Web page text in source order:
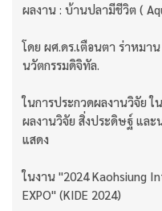
ผลงาน : บ้านปลามีชีวิต (
โดย ผศ.ดร.เตือนตา ร่าหมา
นวัตกรรมดิจิทัล.
ในการประกวดผลงานวิจัย
ผลงานวิจัย สิ่งประดิษฐ์ และ
แสดง
ในงาน "2024 Kaohsiung
EXPO" (KIDE 2024)